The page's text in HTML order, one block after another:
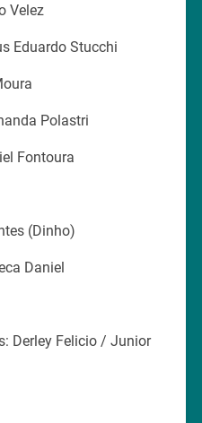
Velez
Eduardo Stucchi
Polastri
Fontoura
(Dinho)
Daniel
Derley Felicio / Junior